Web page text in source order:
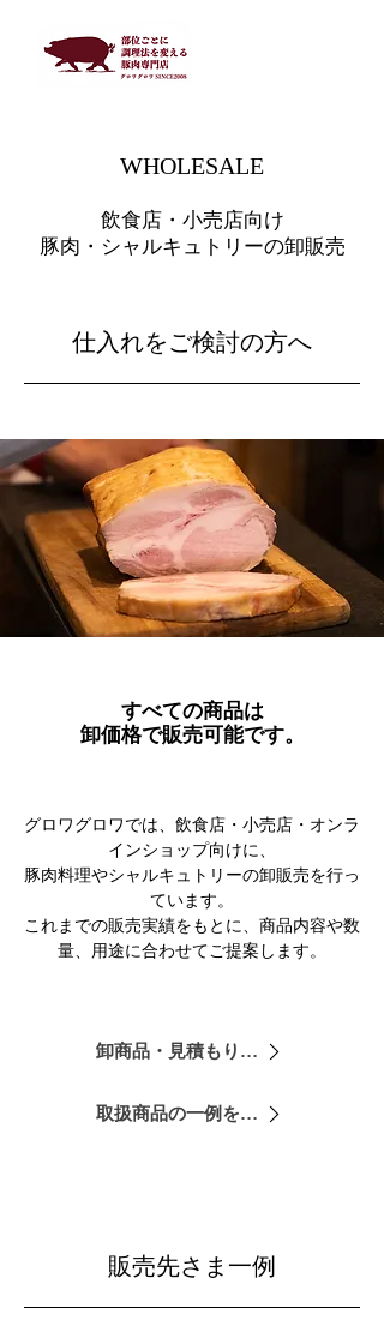
WHOLESALE
飲食店・小売店向け
豚肉・シャルキュトリーの卸販売
​仕入れをご検討の方へ
​すべての商品は
卸価格で販売可能です。
グロワグロワでは、飲食店・小売店・オンラ
インショップ向けに、
豚肉料理やシャルキュトリーの卸販売を行っ
ています。
これまでの販売実績をもとに、商品内容や数
量、用途に合わせてご提案します。
卸商品・見積もりを相談する
取扱商品の一例を見る
​販売先さま一例